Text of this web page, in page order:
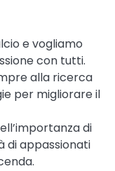
e vogliamo
con tutti.
alla ricerca
per migliorare il
di
di appassionati